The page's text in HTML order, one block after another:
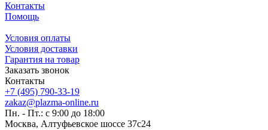
Контакты
Помощь
Условия оплаты
Условия доставки
Гарантия на товар
Заказать звонок
Контакты
+7 (495) 790-33-19
zakaz@plazma-online.ru
Пн. - Пт.: с 9:00 до 18:00
Москва, Алтуфьевское шоссе 37с24